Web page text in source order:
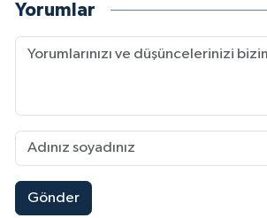
Yorumlar
Gönder